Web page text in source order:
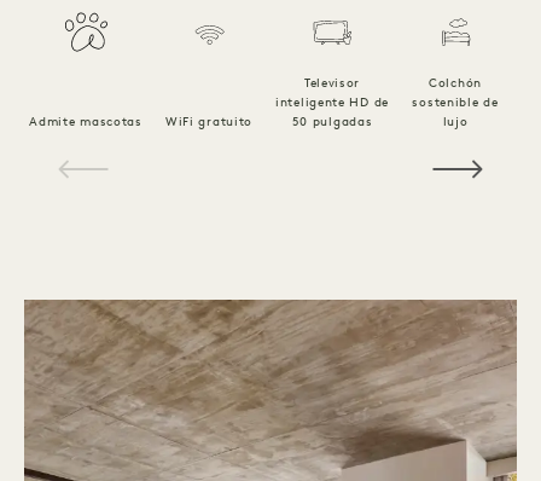
Admite mascotas WiFi gratuito
Televisor
inteligente HD de
50 pulgadas
Colchón
sostenible de
lujo